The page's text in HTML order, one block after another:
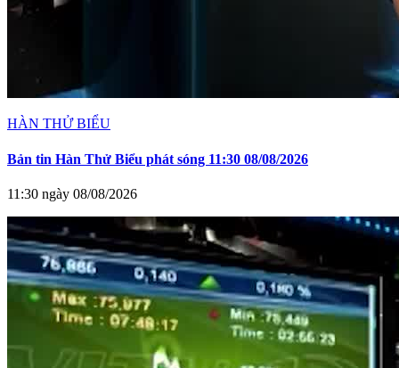
HÀN THỬ BIỂU
Bản tin Hàn Thử Biểu phát sóng 11:30 08/08/2026
11:30 ngày 08/08/2026